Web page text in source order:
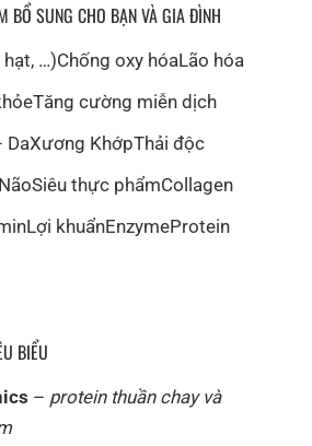
BỔ SUNG CHO BẠN VÀ GIA ĐÌNH
…)Chống oxy hóaLão hóa
Tăng cường miễn dịch
DaXương KhớpThải độc
Siêu thực phẩmCollagen
Lợi khuẩnEnzymeProtein
BIỂU
– protein thuần chay và